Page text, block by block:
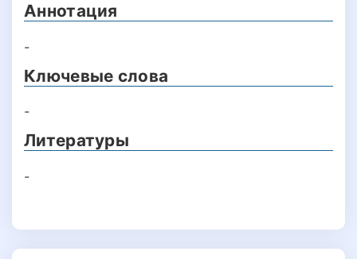
Аннотация
-
Ключевые слова
-
Литературы
-